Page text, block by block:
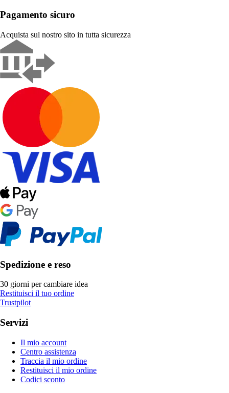
Pagamento sicuro
Acquista sul nostro sito in tutta sicurezza
Spedizione e reso
30 giorni per cambiare idea
Restituisci il tuo ordine
Trustpilot
Servizi
Il mio account
Centro assistenza
Traccia il mio ordine
Restituisci il mio ordine
Codici sconto